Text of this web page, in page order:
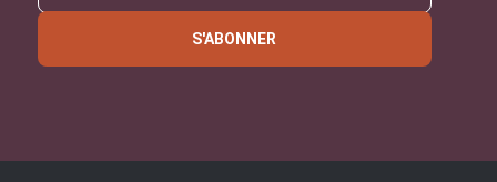
S'ABONNER